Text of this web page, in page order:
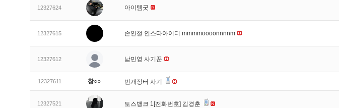
12327624 아이템굿
12327615 손인철 인스타아이디 mmmmoooonnnnm
12327612 남민영 사기꾼
12327611 창○○ 번개장터 사기
12327521 토스뱅크 1[전화번호] 김경훈